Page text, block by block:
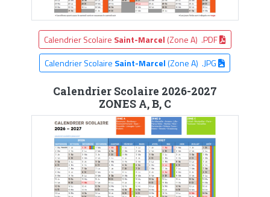
Calendrier Scolaire Saint-Marcel (Zone A) .PDF
Calendrier Scolaire Saint-Marcel(Zone A) .JPG
Calendrier Scolaire 2026-2027
ZONES A, B, C